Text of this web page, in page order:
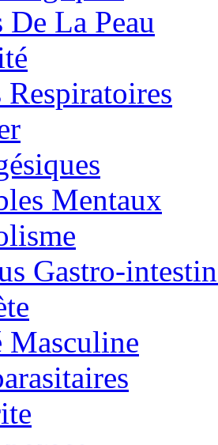
De La Peau
Respiratoires
Mentaux
Gastro-
Masculine